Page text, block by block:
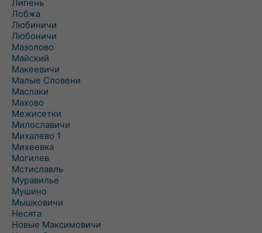
Липень
Лобжа
Любиничи
Любоничи
Мазолово
Майский
Макеевичи
Малые Словени
Маслаки
Махово
Межисетки
Милославичи
Михалево 1
Михеевка
Могилев
Мстиславль
Муравилье
Мушино
Мышковичи
Несята
Новые Максимовичи